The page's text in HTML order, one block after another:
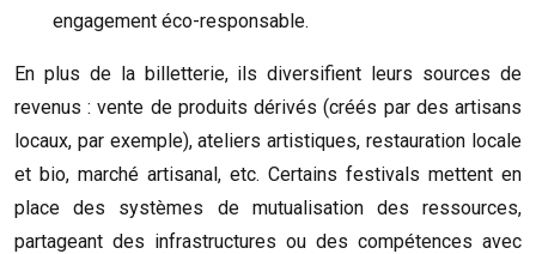
engagement éco-responsable.
En plus de la billetterie, ils diversifient leurs sources de
revenus : vente de produits dérivés (créés par des artisans
locaux, par exemple), ateliers artistiques, restauration locale
et bio, marché artisanal, etc. Certains festivals mettent en
place des systèmes de mutualisation des ressources,
partageant des infrastructures ou des compétences avec